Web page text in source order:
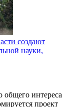
создают
науки,
интереса
проект